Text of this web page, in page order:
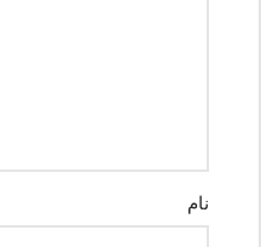
نام